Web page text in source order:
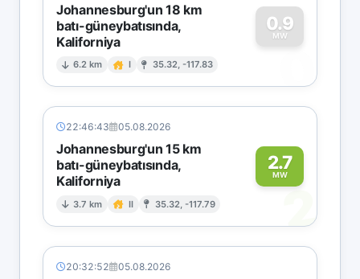
Johannesburg'un 18 km
batı-güneybatısında,
Kaliforniya
6.2 km I 35.32, -117.83
0.9
MW
0
22:46:43 05.08.2026
Johannesburg'un 15 km
batı-güneybatısında,
Kaliforniya
3.7 km II 35.32, -117.79
2.7
MW
2
20:32:52 05.08.2026